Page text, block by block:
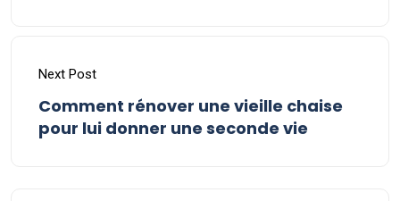
Next Post
Comment rénover une vieille chaise
pour lui donner une seconde vie